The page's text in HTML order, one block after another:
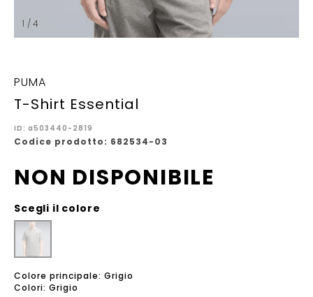
1 / 4
PUMA
T-Shirt Essential
ID: a503440-2819
Codice prodotto: 682534-03
NON DISPONIBILE
Scegli il colore
Colore principale: Grigio
Colori: Grigio